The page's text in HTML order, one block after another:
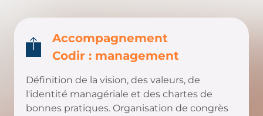
Accompagnement
Codir : management
Définition de la vision, des valeurs, de
l'identité managériale et des chartes de
bonnes pratiques. Organisation de congrès